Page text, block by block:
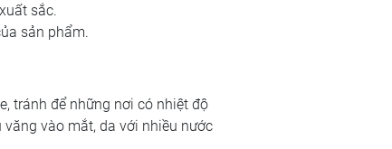
sắc.
sản phẩm.
tránh để những nơi có nhiệt độ
văng vào mắt, da với nhiều nước